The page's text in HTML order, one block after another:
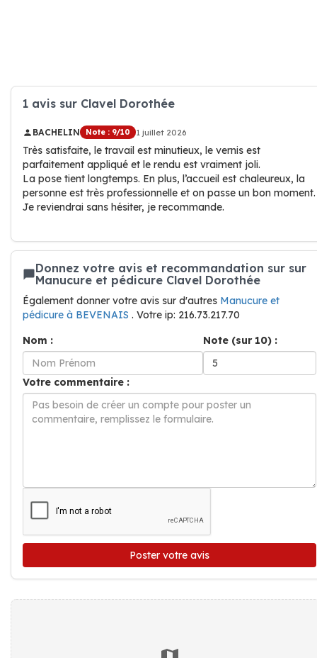
1 avis sur Clavel Dorothée
BACHELIN Note : 9/10 1 juillet 2026
Très satisfaite, le travail est minutieux, le vernis est
parfaitement appliqué et le rendu est vraiment joli.
La pose tient longtemps. En plus, l’accueil est chaleureux, la
personne est très professionnelle et on passe un bon moment.
Je reviendrai sans hésiter, je recommande.
Donnez votre avis et recommandation sur sur
Manucure et pédicure Clavel Dorothée
Également donner votre avis sur d'autres Manucure et
pédicure à BEVENAIS . Votre ip: 216.73.217.70
Nom :
Note (sur 10) :
Votre commentaire :
Poster votre avis